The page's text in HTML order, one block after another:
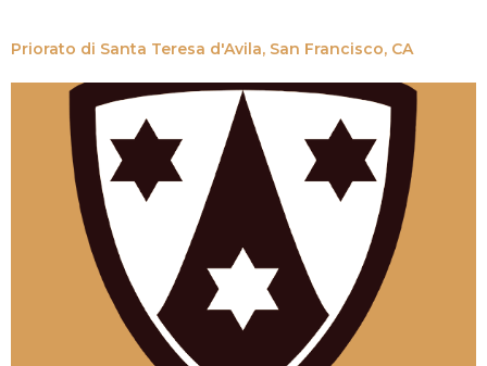
Priorato di Santa Teresa d'Avila, San Francisco, CA